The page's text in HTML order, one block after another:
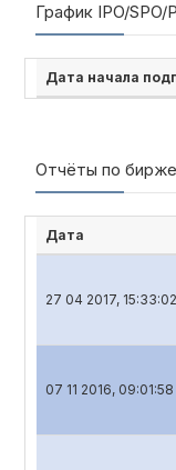
График IPO/SPO/
Дата начала
Отчёты по бирже
Дата
27 04 2017, 15:33:02
07 11 2016, 09:01:58